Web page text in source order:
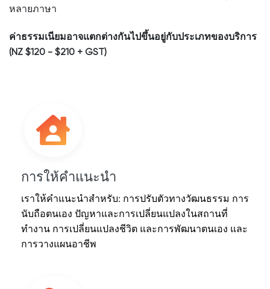
หลายภาษา
ค่าธรรมเนียมอาจแตกต่างกันไปขึ้นอยู่กับประเภทของบริการ
(NZ $120 - $210 + GST)
การให้คำแนะนำ
เราให้คำแนะนำสำหรับ: การปรับตัวทางวัฒนธรรม การ
นับถือตนเอง ปัญหาและการเปลี่ยนแปลงในสถานที่
ทำงาน การเปลี่ยนแปลงชีวิต และการพัฒนาตนเอง และ
การวางแผนอาชีพ